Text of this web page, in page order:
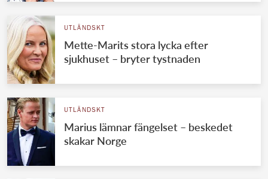
UTLÄNDSKT
Mette-Marits stora lycka efter
sjukhuset – bryter tystnaden
UTLÄNDSKT
Marius lämnar fängelset – beskedet
skakar Norge